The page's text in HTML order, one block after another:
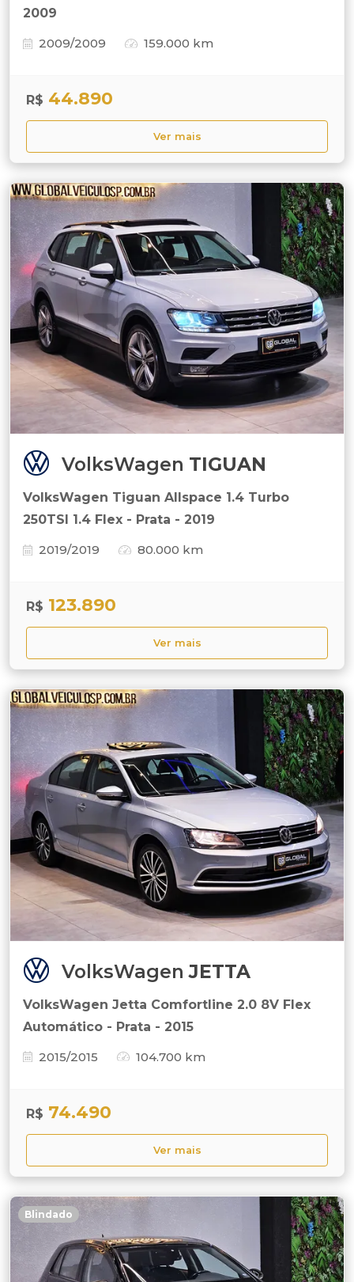
2009
2009/2009
159.000 km
R$ 44.890
Ver mais
VolksWagen TIGUAN
VolksWagen Tiguan Allspace 1.4 Turbo
250TSI 1.4 Flex - Prata - 2019
2019/2019
80.000 km
R$ 123.890
Ver mais
VolksWagenJETTA
VolksWagen Jetta Comfortline 2.0 8V Flex
Automático - Prata - 2015
2015/2015
104.700 km
R$ 74.490
Ver mais
Blindado